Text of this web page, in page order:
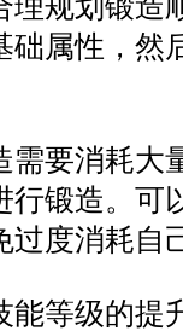
础属性，然
需要消耗大
行锻造。可
过度消耗自
能等级的提